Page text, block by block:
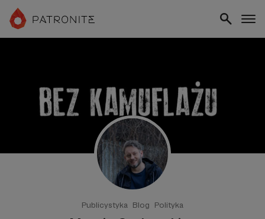
Publicystyka Blog Polityka